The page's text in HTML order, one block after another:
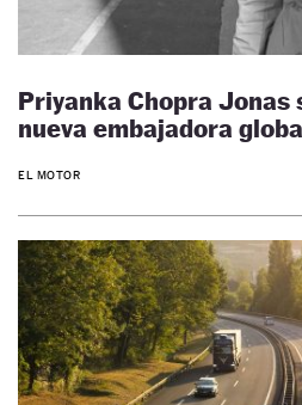
Priyanka Chopra Jonas
nueva embajadora
EL MOTOR